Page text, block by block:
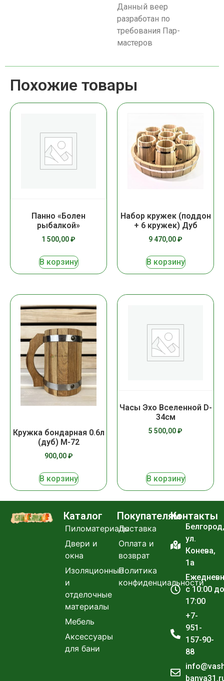
Данный веер
разработан по
требования Пар-
мастеров
Похожие товары
Панно «Болен
рыбалкой»
1 500,00₽
В корзину
Набор кружек (поддон
+ 6 кружек) Дуб
9 470,00₽
В корзину
Кружка бондарная 0.6л
(дуб) М-72
900,00₽
В корзину
Часы Эхо Вселенной D-
34см
5 500,00₽
В корзину
Каталог
Пиломатериалы
Двери и
окна
Изоляционные
и
отделочные
материалы
Мебель
Аксессуары
для бани
Покупателям
Доставка
Оплата и
возврат
Политика
конфиденциальности
Контакты
Белгород,
ул.
Конева,
1а
с 10:00 до
17:00
+7-
951-
157-90-
88